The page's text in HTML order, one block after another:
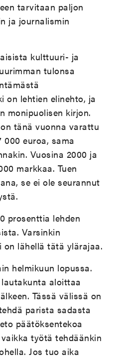
tarvitaan paljon
ja journalismin
kulttuuri- ja
tulonsa
on lehtien elinehto, ja
monipuolisen kirjon.
tänä vuonna varattu
euroa, sama
Vuosina 2000 ja
markkaa. Tuen
se ei ole seurannut
prosenttia lehden
Varsinkin
on lähellä tätä ylärajaa.
helmikuun lopussa.
aloittaa
Tässä välissä on
parista sadasta
päätöksentekoa
työtä tehdäänkin
Jos tuo aika